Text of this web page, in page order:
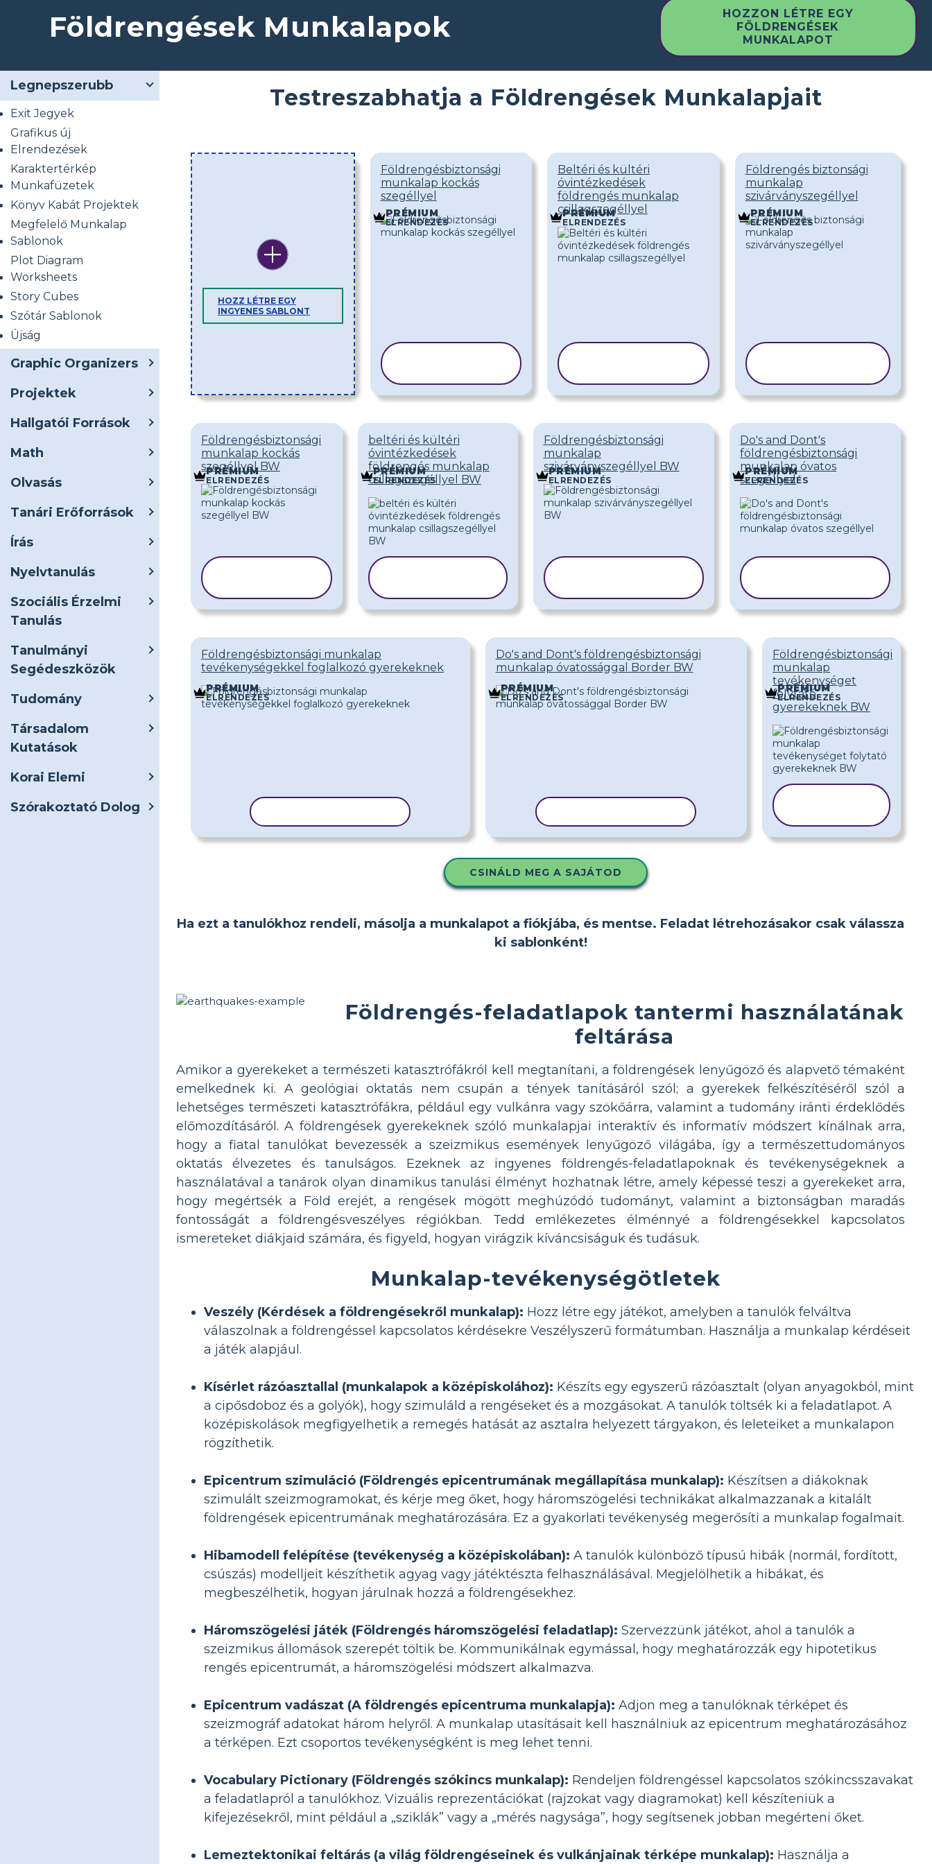
Földrengések Munkalapok
HOZZON LÉTRE EGY
FÖLDRENGÉSEK
MUNKALAPOT
Legnepszerubb
Exit Jegyek
Grafikus új
Elrendezések
Karaktertérkép
Munkafüzetek
Könyv Kabát Projektek
Megfelelő Munkalap
Sablonok
Plot Diagram
Worksheets
Story Cubes
Szótár Sablonok
Újság
Graphic Organizers
Projektek
Hallgatói Források
Math
Olvasás
Tanári Erőforrások
Írás
Nyelvtanulás
Szociális Érzelmi
Tanulás
Tanulmányi
Segédeszközök
Tudomány
Társadalom
Kutatások
Korai Elemi
Szórakoztató Dolog
Testreszabhatja a Földrengések Munkalapjait
HOZZ LÉTRE EGY
INGYENES SABLONT
Földrengésbiztonsági
munkalap kockás
szegéllyel
PRÉMIUM
ELRENDEZÉS
Beltéri és kültéri
óvintézkedések
földrengés munkalap
csillagszegéllyel
PRÉMIUM
ELRENDEZÉS
Földrengés biztonsági
munkalap
szivárványszegéllyel
PRÉMIUM
ELRENDEZÉS
Földrengésbiztonsági
munkalap kockás
szegéllyel BW
PRÉMIUM
ELRENDEZÉS
beltéri és kültéri
óvintézkedések
földrengés munkalap
csillagszegéllyel BW
PRÉMIUM
ELRENDEZÉS
Földrengésbiztonsági
munkalap
szivárványszegéllyel BW
PRÉMIUM
ELRENDEZÉS
Do's and Dont's
földrengésbiztonsági
munkalap óvatos
szegéllyel
PRÉMIUM
ELRENDEZÉS
Földrengésbiztonsági munkalap
tevékenységekkel foglalkozó gyerekeknek
PRÉMIUM
ELRENDEZÉS
Do's and Dont's földrengésbiztonsági
munkalap óvatossággal Border BW
PRÉMIUM
ELRENDEZÉS
Földrengésbiztonsági
munkalap
tevékenységet
folytató
gyerekeknek BW
PRÉMIUM
ELRENDEZÉS
CSINÁLD MEG A SAJÁTOD
Ha ezt a tanulókhoz rendeli, másolja a munkalapot a fiókjába, és mentse. Feladat létrehozásakor csak válassza
ki sablonként!
Földrengés-feladatlapok tantermi használatának
feltárása
Amikor a gyerekeket a természeti katasztrófákról kell megtanítani, a földrengések lenyűgöző és alapvető témaként
emelkednek ki. A geológiai oktatás nem csupán a tények tanításáról szól; a gyerekek felkészítéséről szól a
lehetséges természeti katasztrófákra, például egy vulkánra vagy szökőárra, valamint a tudomány iránti érdeklődés
előmozdításáról. A földrengések gyerekeknek szóló munkalapjai interaktív és informatív módszert kínálnak arra,
hogy a fiatal tanulókat bevezessék a szeizmikus események lenyűgöző világába, így a természettudományos
oktatás élvezetes és tanulságos. Ezeknek az ingyenes földrengés-feladatlapoknak és tevékenységeknek a
használatával a tanárok olyan dinamikus tanulási élményt hozhatnak létre, amely képessé teszi a gyerekeket arra,
hogy megértsék a Föld erejét, a rengések mögött meghúzódó tudományt, valamint a biztonságban maradás
fontosságát a földrengésveszélyes régiókban. Tedd emlékezetes élménnyé a földrengésekkel kapcsolatos
ismereteket diákjaid számára, és figyeld, hogyan virágzik kíváncsiságuk és tudásuk.
Munkalap-tevékenységötletek
Veszély (Kérdések a földrengésekről munkalap): Hozz létre egy játékot, amelyben a tanulók felváltva
válaszolnak a földrengéssel kapcsolatos kérdésekre Veszélyszerű formátumban. Használja a munkalap kérdéseit
a játék alapjául.
Kísérlet rázóasztallal (munkalapok a középiskolához): Készíts egy egyszerű rázóasztalt (olyan anyagokból, mint
a cipősdoboz és a golyók), hogy szimuláld a rengéseket és a mozgásokat. A tanulók töltsék ki a feladatlapot. A
középiskolások megfigyelhetik a remegés hatását az asztalra helyezett tárgyakon, és leleteiket a munkalapon
rögzíthetik.
Epicentrum szimuláció (Földrengés epicentrumának megállapítása munkalap): Készítsen a diákoknak
szimulált szeizmogramokat, és kérje meg őket, hogy háromszögelési technikákat alkalmazzanak a kitalált
földrengések epicentrumának meghatározására. Ez a gyakorlati tevékenység megerősíti a munkalap fogalmait.
Hibamodell felépítése (tevékenység a középiskolában): A tanulók különböző típusú hibák (normál, fordított,
csúszás) modelljeit készíthetik agyag vagy játéktészta felhasználásával. Megjelölhetik a hibákat, és
megbeszélhetik, hogyan járulnak hozzá a földrengésekhez.
Háromszögelési játék (Földrengés háromszögelési feladatlap): Szervezzünk játékot, ahol a tanulók a
szeizmikus állomások szerepét töltik be. Kommunikálnak egymással, hogy meghatározzák egy hipotetikus
rengés epicentrumát, a háromszögelési módszert alkalmazva.
Epicentrum vadászat (A földrengés epicentruma munkalapja): Adjon meg a tanulóknak térképet és
szeizmográf adatokat három helyről. A munkalap utasításait kell használniuk az epicentrum meghatározásához
a térképen. Ezt csoportos tevékenységként is meg lehet tenni.
Vocabulary Pictionary (Földrengés szókincs munkalap): Rendeljen földrengéssel kapcsolatos szókincsszavakat
a feladatlapról a tanulókhoz. Vizuális reprezentációkat (rajzokat vagy diagramokat) kell készíteniük a
kifejezésekről, mint például a „sziklák” vagy a „mérés nagysága”, hogy segítsenek jobban megérteni őket.
Lemeztektonikai feltárás (a világ földrengéseinek és vulkánjainak térképe munkalap): Használja a